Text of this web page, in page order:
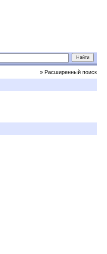
» Расширенный поиск